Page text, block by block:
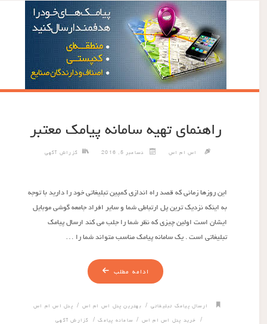
راهنمای تهیه سامانه پیامک معتبر
اس ام اس دسامبر 5, 2016 گزراش آگهی
این روزها زمانی که قصد راه اندازی کمپین تبلیغاتی خود را دارید با توجه
به اینکه نزدیک ترین پل ارتباطی شما و سایر افراد جامعه گوشی موبایل
ایشان است اولین چیزی که نظر شما را جلب می کند ارسال پیامک
تبلیغاتی است . یک سامانه پیامک مناسب متواند شما را …
ادامه مطلب
ارسال پیامک تبلیغاتی/ بهترین پنل اس ام اس/ پنل اس ام اس
خرید پنل اس ام اس/ سامانه پیامک/ گزارش آگهی